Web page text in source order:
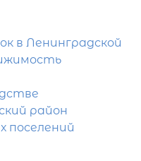
в Ленинградской
район
поселений